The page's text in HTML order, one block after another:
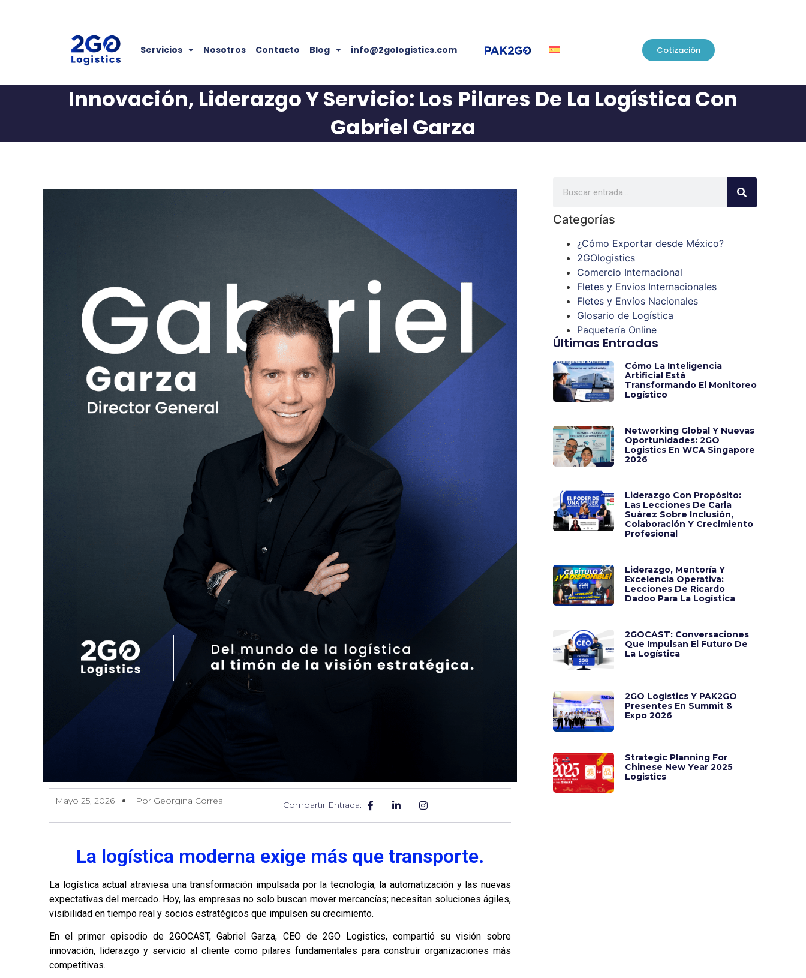
Servicios Nosotros Contacto Blog info@2gologistics.com Cotización
Innovación, Liderazgo Y Servicio: Los Pilares De La Logística Con
Gabriel Garza
Mayo 25, 2026 Por Georgina Correa Compartir Entrada:
La logística moderna exige más que transporte.
La logísticaactual atraviesa una transformación impulsada por la tecnología, la automatización y las nuevas
expectativas del mercado. Hoy, las empresas no solo buscan mover mercancías; necesitan soluciones ágiles,
visibilidad en tiempo real y socios estratégicos que impulsen su crecimiento.
En el primer episodio de 2GOCAST, Gabriel Garza, CEO de 2GO Logistics, compartió su visión sobre
innovación, liderazgo y servicio al cliente como pilares fundamentales para construir organizaciones más
competitivas.
Categorías
¿Cómo Exportar desde México?
2GOlogistics
Comercio Internacional
Fletes y Envios Internacionales
Fletes y Envíos Nacionales
Glosario de Logística
Paquetería Online
Últimas Entradas
Cómo La Inteligencia
Artificial Está
Transformando El Monitoreo
Logístico
Networking Global Y Nuevas
Oportunidades: 2GO
Logistics En WCA Singapore
2026
Liderazgo Con Propósito:
Las Lecciones De Carla
Suárez Sobre Inclusión,
Colaboración Y Crecimiento
Profesional
Liderazgo, Mentoría Y
Excelencia Operativa:
Lecciones De Ricardo
Dadoo Para La Logística
2GOCAST: Conversaciones
Que Impulsan El Futuro De
La Logística
2GO Logistics Y PAK2GO
Presentes En Summit &
Expo 2026
Strategic Planning For
Chinese New Year 2025
Logistics